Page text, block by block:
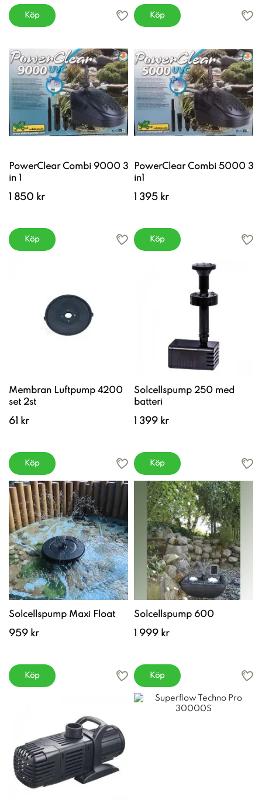
Köp Köp
PowerClear Combi 9000 3
in 1
1 850 kr
Köp
PowerClear Combi 5000 3
in1
1 395 kr
Köp
Membran Luftpump 4200
set 2st
61 kr
Köp
Solcellspump 250 med
batteri
1 399 kr
Köp
Solcellspump Maxi Float
959 kr
Köp
Solcellspump 600
1 999 kr
Köp